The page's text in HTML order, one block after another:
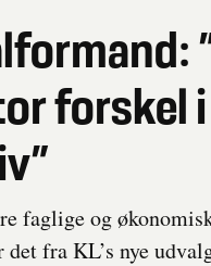
forskel
faglige og
fra KL’s nye